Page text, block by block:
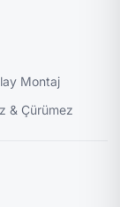
Montaj
& Çürümez